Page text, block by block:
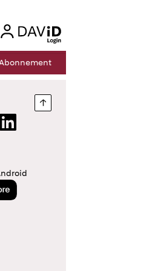
login
nnement
Nach oben springen
LinkedIn
Store